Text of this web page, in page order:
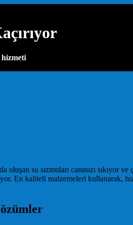
hizmeti
su sızıntıları canınızı
En kaliteli malzemeleri kullanarak,